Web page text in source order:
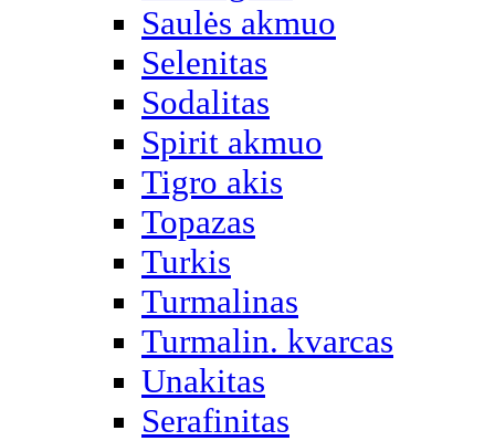
Saulės akmuo
Selenitas
Sodalitas
Spirit akmuo
Tigro akis
Topazas
Turkis
Turmalinas
Turmalin. kvarcas
Unakitas
Serafinitas